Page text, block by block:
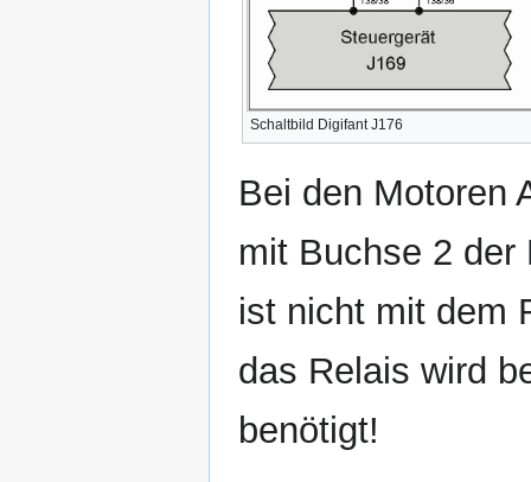
Schaltbild Digifant J176
Bei den Motoren
mit Buchse 2 der
ist nicht mit dem
das Relais wird
benötigt!